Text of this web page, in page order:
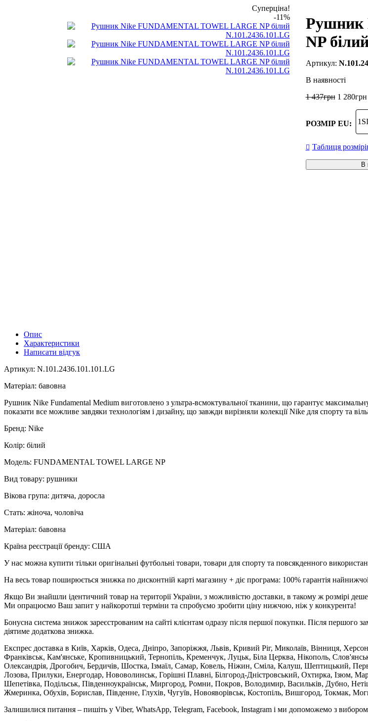
Суперціна!
-11%
Рушник
NP
В наявності
1 437грн 1 280грн
РОЗМІР EU:
Таблиця
В
Опис
Характеристики
Написати відгук
Артикул: N.101.2436.101.101.LG
Матеріал: бавовна
Рушник Nike Fundamental Medium виготовлено з ультра-всмоктувальної тканини, що гарантує
показати все можливе завдяки технологіям і дизайну, що завжди вирізняли колекції Nike для спорту та
Бренд: Nike
Колір: білий
Модель: FUNDAMENTAL TOWEL LARGE NP
Вид товару: рушники
Вікова група: дитяча, доросла
Стать: жіноча, чоловіча
Матеріал: бавовна
Країна реєстрації бренду: США
У нас можна купити тільки оригінальні футбольні товари, товари для спорту та повсякденного
На весь товар поширюється знижка по дисконтній карті магазину + діє програма: 100% гарантія
Якщо Ви знайшли ідентичний товар на території України, з можливістю доставки, в такому ж розмірі
Ми опрацюємо Ваш запит у найкоротші терміни та спробуємо зробити ціну нижчою, ніж у конкурента!
Бонусна система знижок зареєстрованим на сайті клієнтам одразу після першої покупки. Після першого
діятиме додаткова знижка.
Експрес доставка в Київ, Харків, Одеса, Дніпро, Запоріжжя, Львів, Кривий Ріг, Миколаїв, Вінниця,
Франківськ, Кам'янське, Кропивницький, Тернопіль, Кременчук, Луцьк, Біла Церква, Нікополь,
Олександрія, Дрогобич, Бердичів, Шостка, Ізмаїл, Самар, Ковель, Ніжин, Сміла, Калуш, Шептицький,
Лозова, Прилуки, Енергодар, Нововолинськ, Горішні Плавні, Білгород-Дністровський, Охтирка, Ізюм,
Шепетівка, Подільськ, Південноукраїнськ, Миргород, Ромни, Покров, Володимир, Васильків, Дубно,
Жмеринка, Обухів, Борислав, Південне, Глухів, Чугуїв, Новояворівськ, Костопіль, Вишгород, Токмак,
Залишилися питання – пишіть у Viber, WhatsApp, Telegram, Facebook, Instagram і ми допоможемо з